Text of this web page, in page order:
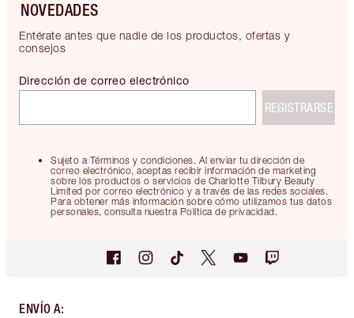
NOVEDADES
Entérate antes que nadie de los productos, ofertas y
consejos
Sujeto a Términos y condiciones. Al enviar tu dirección de
correo electrónico, aceptas recibir información de marketing
sobre los productos o servicios de Charlotte Tilbury Beauty
Limited por correo electrónico y a través de las redes sociales.
Para obtener más información sobre cómo utilizamos tus datos
personales, consulta nuestra Política de privacidad.
Dirección de correo electrónico
REGISTRARSE
ENVÍO A: